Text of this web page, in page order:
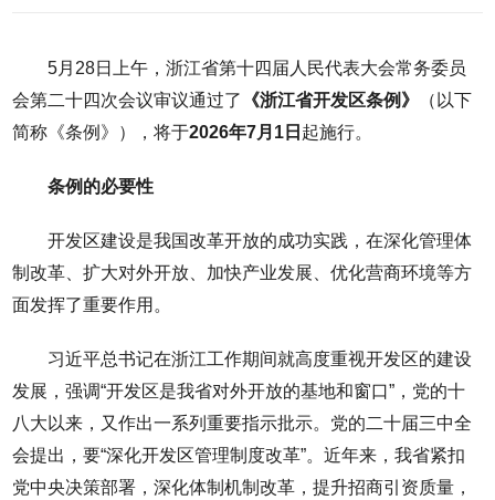
5月28日上午，浙江省第十四届人民代表大会常务委员
会第二十四次会议审议通过了
《浙江省开发区条例》
（以下
简称《条例》），将于2026年7月1日 起施行。
条例的必要性
开发区建设是我国改革开放的成功实践，在深化管理体
制改革、扩大对外开放、加快产业发展、优化营商环境等方
面发挥了重要作用。
习近平总书记在浙江工作期间就高度重视开发区的建设
发展，强调“开发区是我省对外开放的基地和窗口”，党的十
八大以来，又作出一系列重要指示批示。党的二十届三中全
会提出，要“深化开发区管理制度改革”。近年来，我省紧扣
党中央决策部署，深化体制机制改革，提升招商引资质量，